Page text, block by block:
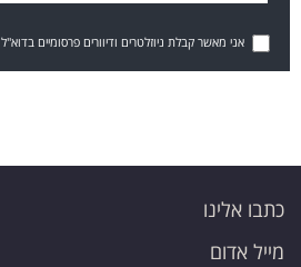
אני מאשר קבלת ניוזלטרים ודיוורים פרסומיים בדוא"ל
כתבו אלינו
מייל אדום